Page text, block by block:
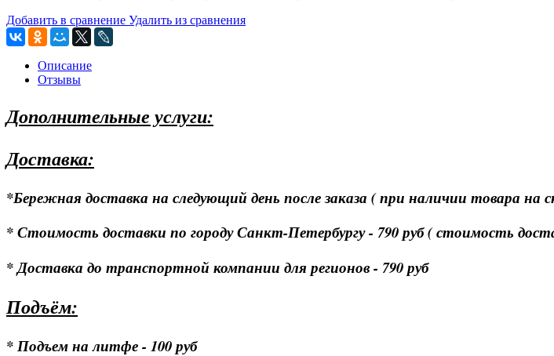
Добавить в сравнение Удалить из сравнения
Описание
Отзывы
Дополнительные услуги:
Доставка:
*Бережная доставка на следующий день после заказа ( при наличии товара на
* Стоимость доставки по городу Санкт-Петербургу - 790 руб ( стоимость
* Доставка до транспортной компании для регионов - 790 руб
Подъём:
* Подъем на литфе - 100 руб